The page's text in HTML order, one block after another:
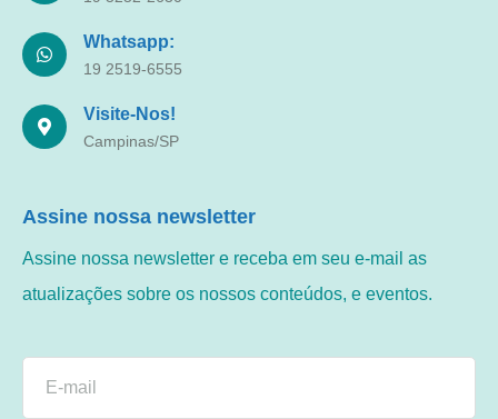
Whatsapp:
19 2519-6555
Visite-Nos!
Campinas/SP
Assine nossa newsletter
Assine nossa newsletter e receba em seu e-mail as
atualizações sobre os nossos conteúdos, e eventos.